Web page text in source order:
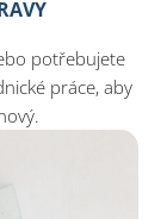
potřebujete
práce, aby